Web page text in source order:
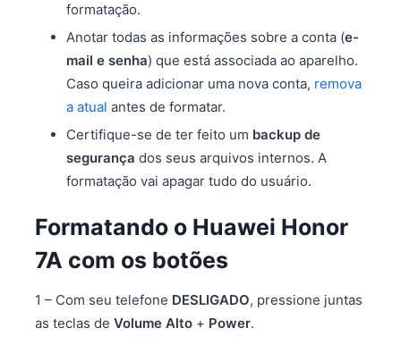
formatação.
Anotar todas as informações sobre a conta (e-
mail e senha) que está associada ao aparelho.
Caso queira adicionar uma nova conta, remova
a atual antes de formatar.
Certifique-se de ter feito um backup de
segurança dos seus arquivos internos. A
formatação vai apagar tudo do usuário.
Formatando o Huawei Honor
7A com os botões
1 – Com seu telefone DESLIGADO, pressione juntas
as teclas de Volume Alto + Power.